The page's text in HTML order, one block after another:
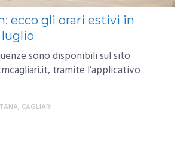
ecco gli orari estivi in
luglio
sono disponibili sul sito
tramite l’applicativo
, CAGLIARI